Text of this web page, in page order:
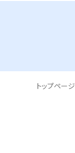
トップページ